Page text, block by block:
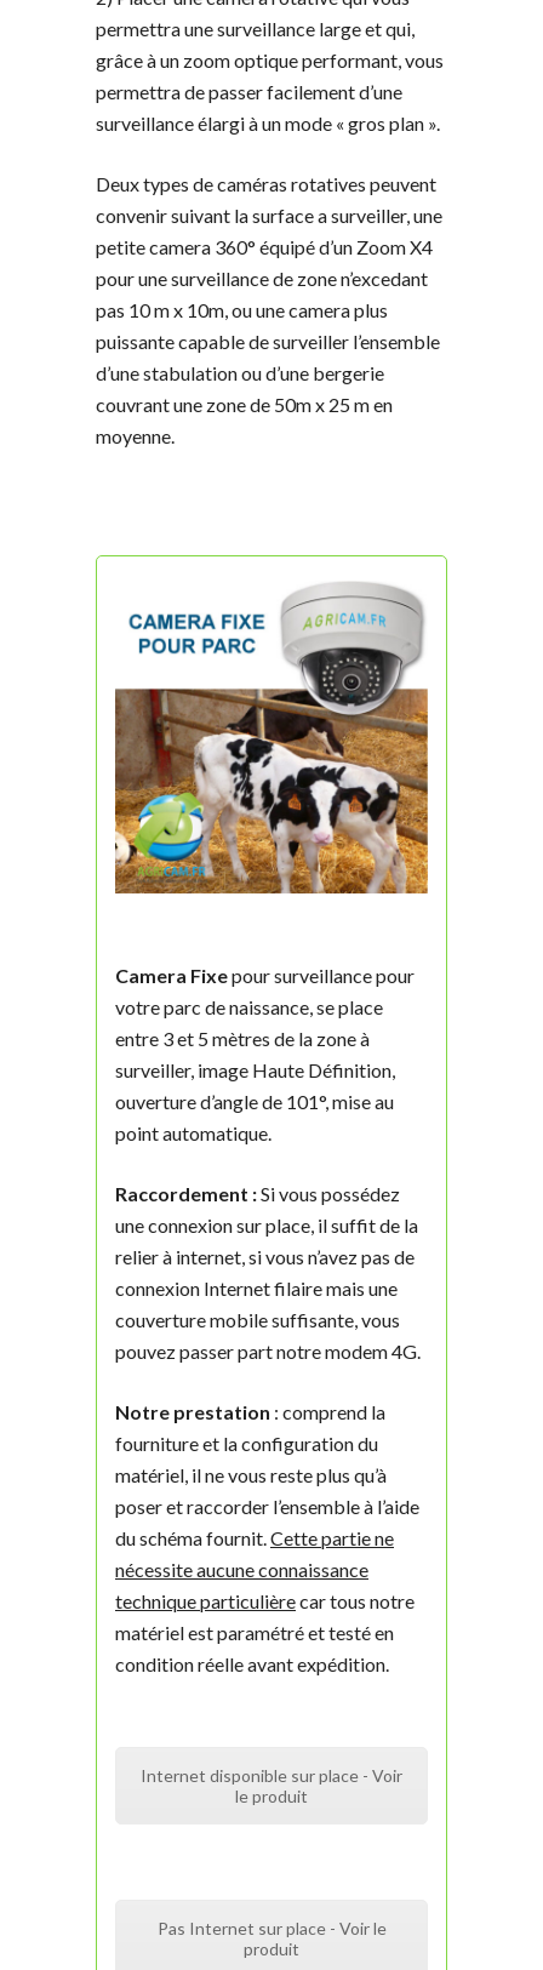
permettra une surveillance large et qui,
grâce à un zoom optique performant, vous
permettra de passer facilement d’une
surveillance élargi à un mode « gros plan ».
Deux types de caméras rotatives peuvent
convenir suivant la surface a surveiller, une
petite camera 360° équipé d’un Zoom X4
pour une surveillance de zone n’excedant
pas 10 m x 10m, ou une camera plus
puissante capable de surveiller l’ensemble
d’une stabulation ou d’une bergerie
couvrant une zone de 50m x 25 m en
moyenne.
Camera Fixepour surveillance pour
votre parc de naissance, se place
entre 3 et 5 mètres de la zone à
surveiller, image Haute Définition,
ouverture d’angle de 101°, mise au
point automatique.
Raccordement :Si vous possédez
une connexion sur place, il suffit de la
relier à internet, si vous n’avez pas de
connexion Internet filaire mais une
couverture mobile suffisante, vous
pouvez passer part notre modem 4G.
Notre prestation : comprend la
fourniture et la configuration du
matériel, il ne vous reste plus qu’à
poser et raccorder l’ensemble à l’aide
du schéma fournit. Cette partie ne
nécessite aucune connaissance
technique particulièrecar tous notre
matériel est paramétré et testé en
condition réelle avant expédition.
Internet disponible sur place - Voir
le produit
Pas Internet sur place - Voir le
produit